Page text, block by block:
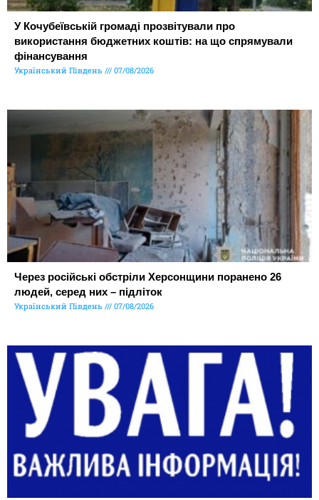
У Кочубеївській громаді прозвітували про
використання бюджетних коштів: на що спрямували
фінансування
Український Південь 07/08/2026
Через російські обстріли Херсонщини поранено 26
людей, серед них – підліток
Український Південь 07/08/2026